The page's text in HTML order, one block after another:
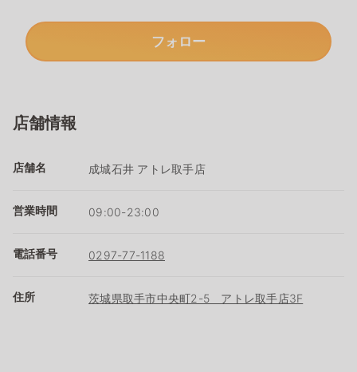
フォロー
店舗情報
店舗名 成城石井 アトレ取手店
営業時間 09:00-23:00
電話番号 0297-77-1188
住所 茨城県取手市中央町2-5 アトレ取手店3F